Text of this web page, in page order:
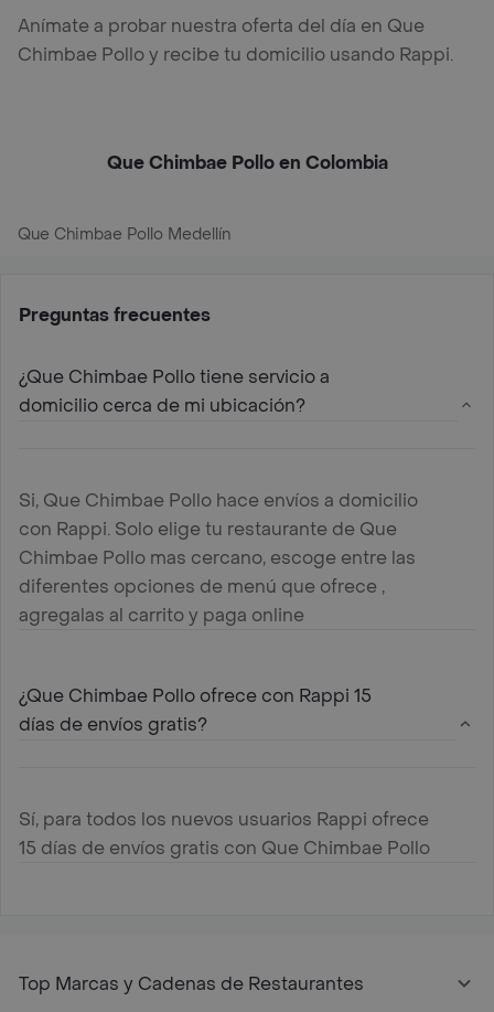
Anímate a probar nuestra oferta del día en Que
Chimbae Pollo y recibe tu domicilio usando Rappi.
Que Chimbae Pollo en Colombia
Que Chimbae Pollo Medellín
Preguntas frecuentes
¿Que Chimbae Pollo tiene servicio a
domicilio cerca de mi ubicación?
Si, Que Chimbae Pollo hace envíos a domicilio
con Rappi. Solo elige tu restaurante de Que
Chimbae Pollo mas cercano, escoge entre las
diferentes opciones de menú que ofrece ,
agregalas al carrito y paga online
¿Que Chimbae Pollo ofrece con Rappi 15
días de envíos gratis?
Sí, para todos los nuevos usuarios Rappi ofrece
15 días de envíos gratis con Que Chimbae Pollo
Top Marcas y Cadenas de Restaurantes